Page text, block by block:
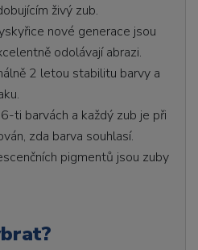
živý zub.
nové generace jsou
odolávají abrazi.
2 letou stabilitu barvy a
ti barvách a každý zub je při
zda barva souhlasí.
pigmentů jsou zuby